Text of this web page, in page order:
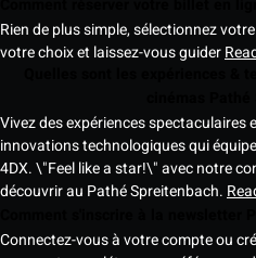
Rien de plus simple, sélectionnez
votre choix et laissez-vous guider
Vivez des expériences spectaculaires
innovations technologiques qui
4DX. \"Feel like a star!\" avec notre
découvrir au Pathé Spreitenbach.
Connectez-vous à votre compte ou